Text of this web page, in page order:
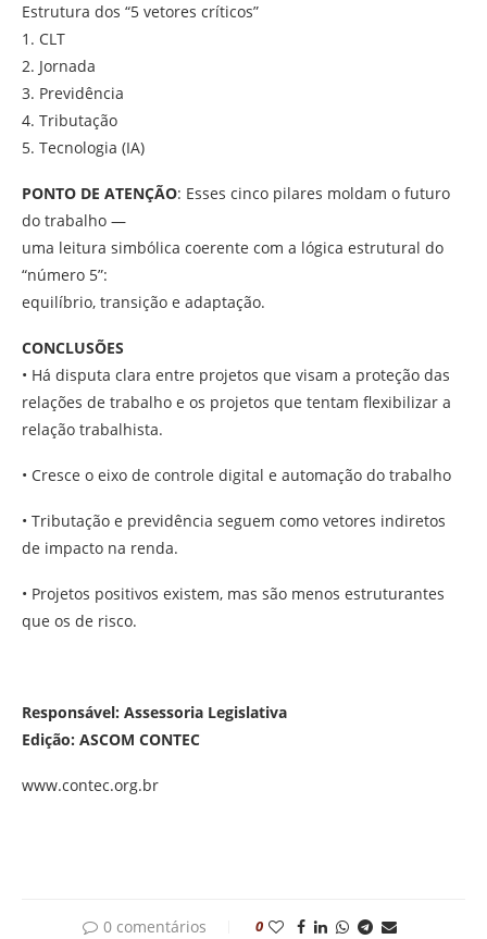
Estrutura dos “5 vetores críticos”
1. CLT
2. Jornada
3. Previdência
4. Tributação
5. Tecnologia (IA)
PONTO DE ATENÇÃO: Esses cinco pilares moldam o futuro
do trabalho —
uma leitura simbólica coerente com a lógica estrutural do
“número 5”:
equilíbrio, transição e adaptação.
CONCLUSÕES
• Há disputa clara entre projetos que visam a proteção das
relações de trabalho e os projetos que tentam flexibilizar a
relação trabalhista.
• Cresce o eixo de controle digital e automação do trabalho
• Tributação e previdência seguem como vetores indiretos
de impacto na renda.
• Projetos positivos existem, mas são menos estruturantes
que os de risco.
Responsável: Assessoria Legislativa
Edição: ASCOM CONTEC
www.contec.org.br
0 comentários 0